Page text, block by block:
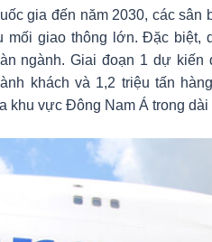
gia đến năm 2030, các
mối giao thông lớn. Đặc biệt,
ngành. Giai đoạn 1 dự
khách và 1,2 triệu tấn
khu vực Đông Nam Á trong dài